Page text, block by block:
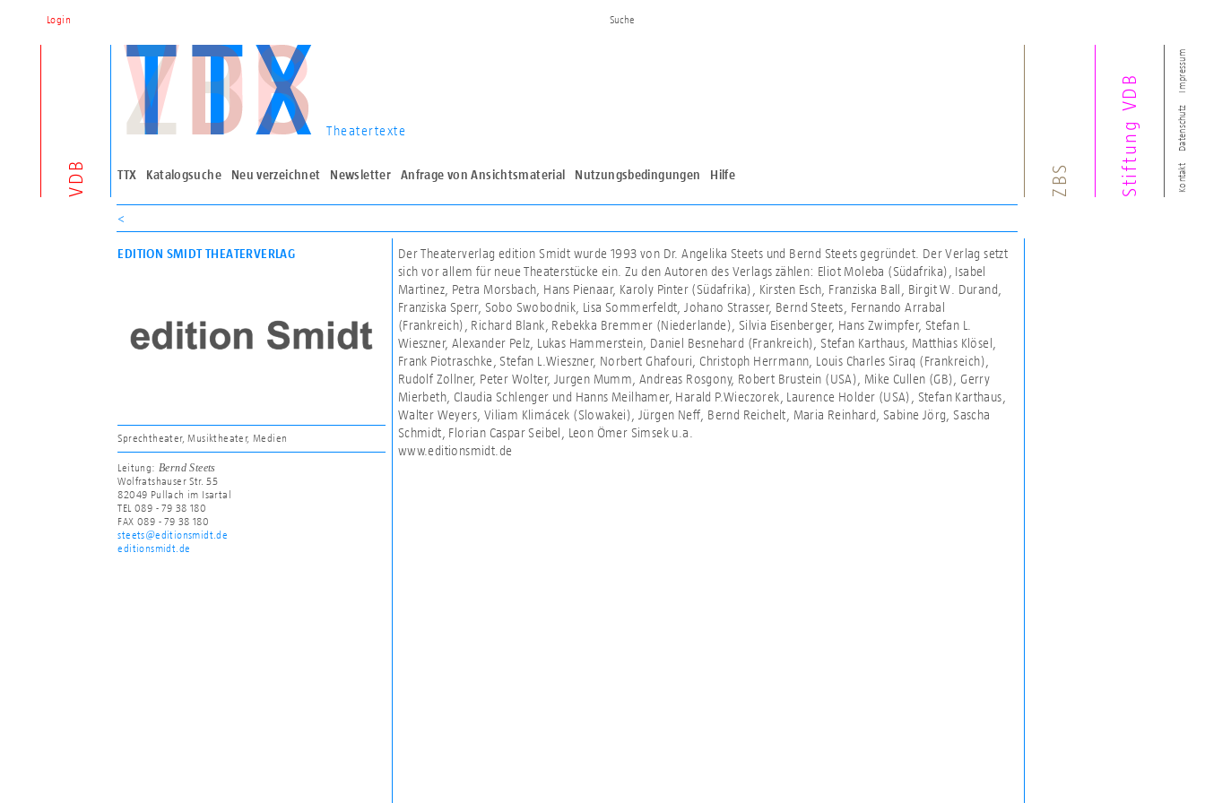
Kontakt
Datenschutz
Impressum
VDB
Theatertexte
TTX Katalogsuche Neu verzeichnet Newsletter Anfrage von Ansichtsmaterial Nutzungsbedingungen Hilfe ZBS Stiftung VDB
Login
<
EDITION SMIDT THEATERVERLAG
Sprechtheater, Musiktheater, Medien
Leitung: Bernd Steets
Wolfratshauser Str. 55
82049 Pullach im Isartal
TEL 089 - 79 38 180
FAX 089 - 79 38 180
steets@editionsmidt.de
editionsmidt.de
Der Theaterverlag edition Smidt wurde 1993 von Dr. Angelika Steets und Bernd Steets gegründet. Der Verlag setzt
sich vor allem für neue Theaterstücke ein. Zu den Autoren des Verlags zählen: Eliot Moleba (Südafrika), Isabel
Martinez, Petra Morsbach, Hans Pienaar, Karoly Pinter (Südafrika), Kirsten Esch, Franziska Ball, Birgit W. Durand,
Franziska Sperr, Sobo Swobodnik, Lisa Sommerfeldt, Johano Strasser, Bernd Steets, Fernando Arrabal
(Frankreich), Richard Blank, Rebekka Bremmer (Niederlande), Silvia Eisenberger, Hans Zwimpfer, Stefan L.
Wieszner, Alexander Pelz, Lukas Hammerstein, Daniel Besnehard (Frankreich), Stefan Karthaus, Matthias Klösel,
Frank Piotraschke, Stefan L.Wieszner, Norbert Ghafouri, Christoph Herrmann, Louis Charles Siraq (Frankreich),
Rudolf Zollner, Peter Wolter, Jurgen Mumm, Andreas Rosgony, Robert Brustein (USA), Mike Cullen (GB), Gerry
Mierbeth, Claudia Schlenger und Hanns Meilhamer, Harald P.Wieczorek, Laurence Holder (USA), Stefan Karthaus,
Walter Weyers, Viliam Klimácek (Slowakei), Jürgen Neff, Bernd Reichelt, Maria Reinhard, Sabine Jörg, Sascha
Schmidt, Florian Caspar Seibel, Leon Ömer Simsek u.a.
www.editionsmidt.de